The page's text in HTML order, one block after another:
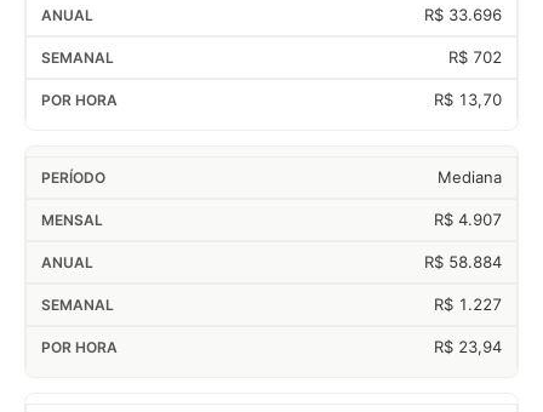
R$ 33.696
R$ 702
R$ 13,70
Mediana
R$ 4.907
R$ 58.884
R$ 1.227
R$ 23,94